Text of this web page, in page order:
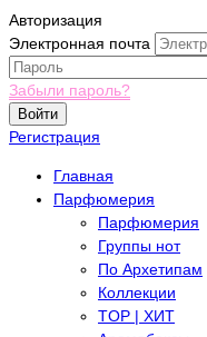
Авторизация
Электронная почта
Забыли пароль?
Войти
Регистрация
Главная
Парфюмерия
Парфюмерия
Группы нот
По Архетипам
Коллекции
TOP | ХИТ